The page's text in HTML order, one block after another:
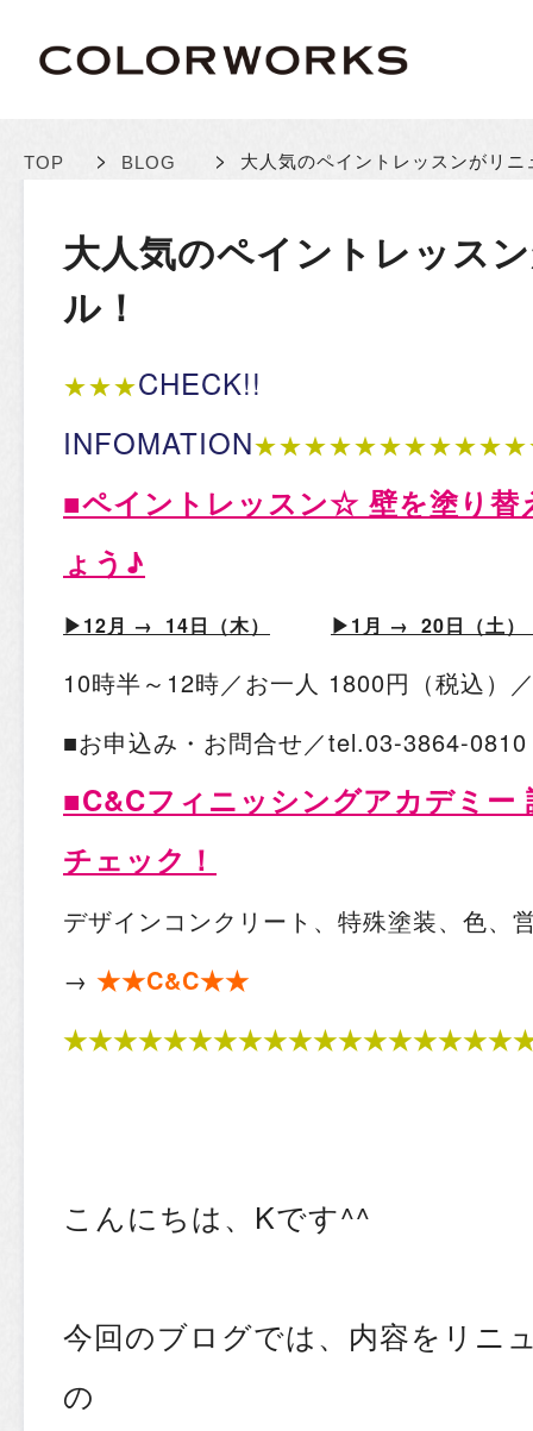
TOP > BLOG > 大人気のペイントレッスンがリニ
大人気のペイントレッス
ル！
★★★CHECK!!
INFOMATION
■ペイントレッスン☆ 壁を塗り替
ょう♪
▶︎12月 → 14日（木） ▶︎1月 → 20日（土）
10時半～12時／お一人 1800円（税込
■お申込み・お問合せ／tel.03-3864-
■C&Cフィニッシングアカデミー
チェック！
デザインコンクリート、特殊塗装、色
→ ★★C&C★★
こんにちは、Kです^^
今回のブログでは、内容をリニ
の